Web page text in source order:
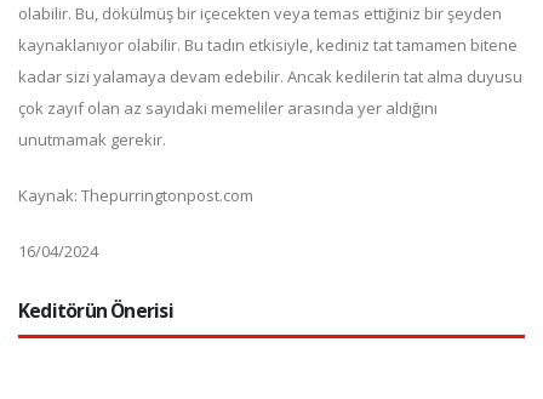
olabilir. Bu, dökülmüş bir içecekten veya temas ettiğiniz bir şeyden
kaynaklanıyor olabilir. Bu tadın etkisiyle, kediniz tat tamamen bitene
kadar sizi yalamaya devam edebilir. Ancak kedilerin tat alma duyusu
çok zayıf olan az sayıdaki memeliler arasında yer aldığını
unutmamak gerekir.
Kaynak: Thepurringtonpost.com
16/04/2024
Keditörün Önerisi